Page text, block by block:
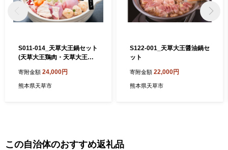
S011-014_天草大王鍋セット
(天草大王鶏肉・天草大王濃
等)
寄附金額 24,000円
熊本県天草市
S122-001_天草大王醤油鍋セ
ット
寄附金額 22,000円
熊本県天草市
この自治体のおすすめ返礼品